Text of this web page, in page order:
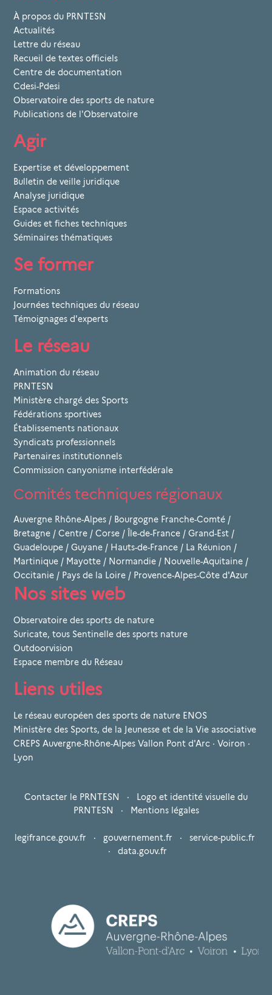
À propos du PRNTESN
Actualités
Lettre du réseau
Recueil de textes officiels
Centre de documentation
Cdesi-Pdesi
Observatoire des sports de nature
Publications de l'Observatoire
Agir
Expertise et développement
Bulletin de veille juridique
Analyse juridique
Espace activités
Guides et fiches techniques
Séminaires thématiques
Se former
Formations
Journées techniques du réseau
Témoignages d'experts
Le réseau
Animation du réseau
PRNTESN
Ministère chargé des Sports
Fédérations sportives
Établissements nationaux
Syndicats professionnels
Partenaires institutionnels
Commission canyonisme interfédérale
Comités techniques régionaux
Auvergne Rhône-Alpes / Bourgogne Franche-Comté /
Bretagne / Centre / Corse / Île-de-France / Grand-Est /
Guadeloupe / Guyane / Hauts-de-France / La Réunion /
Martinique / Mayotte / Normandie / Nouvelle-Aquitaine /
Occitanie / Pays de la Loire / Provence-Alpes-Côte d'Azur
Nos sites web
Observatoire des sports de nature
Suricate, tous Sentinelle des sports nature
Outdoorvision
Espace membre du Réseau
Liens utiles
Le réseau européen des sports de nature ENOS
Ministère des Sports, de la Jeunesse et de la Vie associative
CREPS Auvergne-Rhône-Alpes Vallon Pont d'Arc · Voiron ·
Lyon
Contacter le PRNTESN ·
Logo et identité visuelle du
PRNTESN
· Mentions légales
legifrance.gouv.fr · gouvernement.fr · service-public.fr
· data.gouv.fr